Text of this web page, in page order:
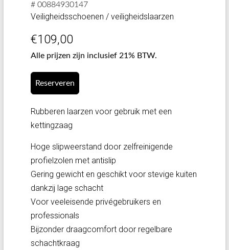
# 00884930147
Veiligheidsschoenen / veiligheidslaarzen
€109,00
Alle prijzen zijn inclusief 21% BTW.
Reserveren
Rubberen laarzen voor gebruik met een
kettingzaag
Hoge slipweerstand door zelfreinigende
profielzolen met antislip
Gering gewicht en geschikt voor stevige kuiten
dankzij lage schacht
Voor veeleisende privégebruikers en
professionals
Bijzonder draagcomfort door regelbare
schachtkraag